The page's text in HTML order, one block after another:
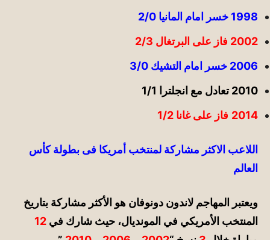
1998 خسر امام المانيا 2/0
2002 فاز على البرتغال 2/3
2006 خسر امام التشيك 3/0
2010 تعادل مع انجلترا 1/1
2014 فاز على غانا 1/2
اللاعب الاكثر مشاركة لمنتخب أمريكا فى بطولة كأس
العالم
ويعتبر المهاجم لاندون دونوفان هو الأكثر مشاركة بتاريخ
المنتخب الأمريكي في المونديال، حيث شارك في 12